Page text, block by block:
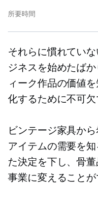
所要時間
それらに慣れていな
ジネスを始めたば
ィーク作品の価値
化するために不可欠
ビンテージ家具か
アイテムの需要を
た決定を下し、骨
事業に変えることが